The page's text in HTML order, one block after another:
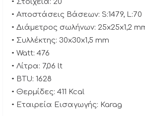
• Στοιχεία: 20
• Αποστάσεις Βάσεων: S:1479, L:70
• Διάμετρος σωλήνων: 25x25x1,2
• Συλλέκτης: 30x30x1,5 mm
• Watt: 476
• Λίτρα: 7,06 lt
• BTU: 1628
• Θερμίδες: 411 Kcal
• Εταιρεία Εισαγωγής: Karag